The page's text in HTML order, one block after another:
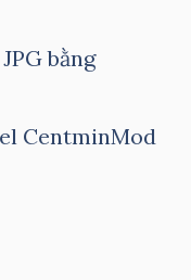
bằng
CentminMod